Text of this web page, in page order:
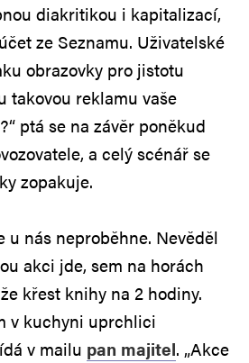
diakritikou i kapitalizací,
ze Seznamu. Uživatelské
obrazovky pro jistotu
takovou reklamu vaše
ptá se na závěr poněkud
a celý scénář se
zopakuje.
u nás neproběhne. Nevěděl
akci jde, sem na horách
křest knihy na 2 hodiny.
v kuchyni uprchlici
v mailu pan majitel. „Akce